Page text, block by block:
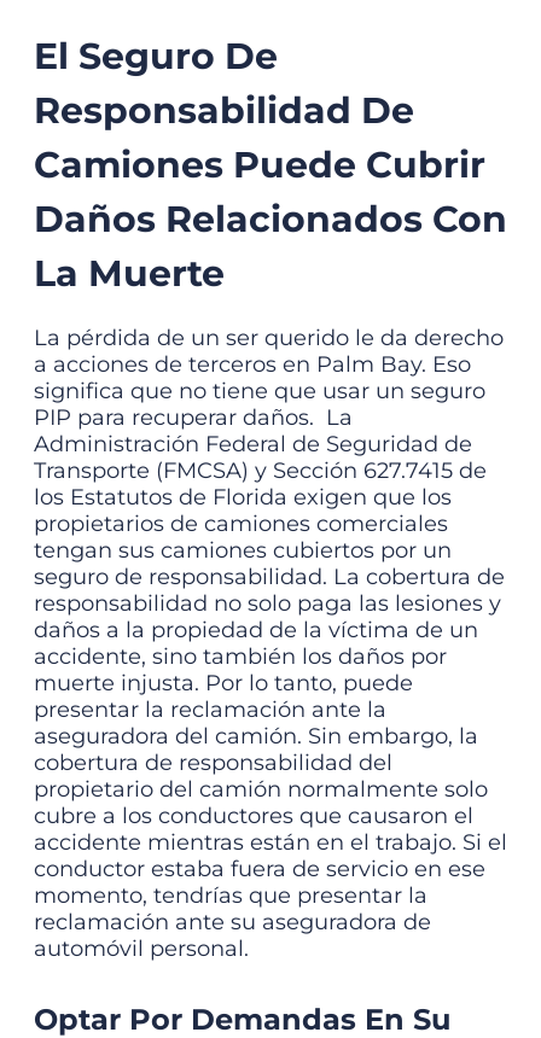
El Seguro De
Responsabilidad De
Camiones Puede Cubrir
Daños Relacionados Con
La Muerte
La pérdida de un ser querido le da derecho
a acciones de terceros en Palm Bay. Eso
significa que no tiene que usar un seguro
PIP para recuperar daños. La
Administración Federal de Seguridad de
Transporte (FMCSA) y Sección 627.7415 de
los Estatutos de Florida exigen que los
propietarios de camiones comerciales
tengan sus camiones cubiertos por un
seguro de responsabilidad. La cobertura de
responsabilidad no solo paga las lesiones y
daños a la propiedad de la víctima de un
accidente, sino también los daños por
muerte injusta. Por lo tanto, puede
presentar la reclamación ante la
aseguradora del camión. Sin embargo, la
cobertura de responsabilidad del
propietario del camión normalmente solo
cubre a los conductores que causaron el
accidente mientras están en el trabajo. Si el
conductor estaba fuera de servicio en ese
momento, tendrías que presentar la
reclamación ante su aseguradora de
automóvil personal.
Optar Por Demandas En Su